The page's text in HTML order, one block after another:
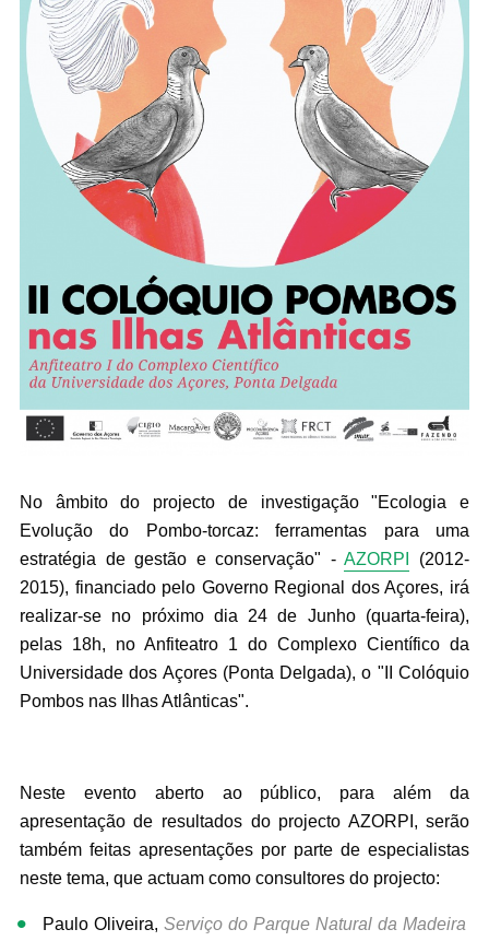
No âmbito do projecto de investigação "Ecologia e
Evolução do Pombo-torcaz: ferramentas para uma
estratégia de gestão e conservação" -AZORPI
(2012-
2015), financiado pelo Governo Regional dos Açores, irá
realizar-se no próximo dia 24 de Junho (quarta-feira),
pelas 18h, no Anfiteatro 1 do Complexo Científico da
Universidade dos Açores (Ponta Delgada), o "II Colóquio
Pombos nas Ilhas Atlânticas".
Neste evento aberto ao público, para além da
apresentação de resultados do projecto AZORPI, serão
também feitas apresentações por parte de especialistas
neste tema, que actuam como consultores do projecto:
Paulo Oliveira, Serviço do Parque Natural da Madeira